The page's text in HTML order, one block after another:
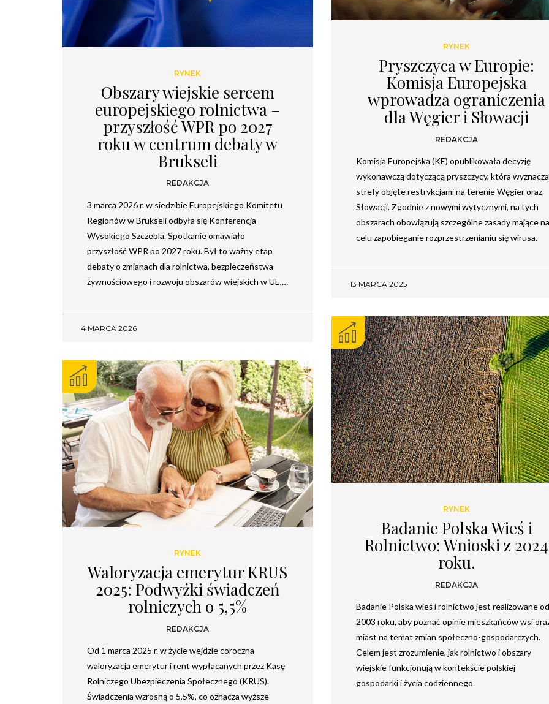
RYNEK
Obszary wiejskie sercem
europejskiego rolnictwa –
przyszłość WPR po 2027
roku w centrum debaty w
Brukseli
REDAKCJA
3 marca 2026 r. w siedzibie Europejskiego Komitetu
Regionów w Brukseli odbyła się Konferencja
Wysokiego Szczebla. Spotkanie omawiało
przyszłość WPR po 2027 roku. Był to ważny etap
debaty o zmianach dla rolnictwa, bezpieczeństwa
żywnościowego i rozwoju obszarów wiejskich w UE,…
4 MARCA 2026
RYNEK
Pryszczyca w Europie:
Komisja Europejska
wprowadza ograniczenia
dla Węgier i Słowacji
REDAKCJA
Komisja Europejska (KE) opublikowała decyzję
wykonawczą dotyczącą pryszczycy, która wyznacza
strefy objęte restrykcjami na terenie Węgier oraz
Słowacji. Zgodnie z nowymi wytycznymi, na tych
obszarach obowiązują szczególne zasady mające na
celu zapobieganie rozprzestrzenianiu się wirusa.
13 MARCA 2025
RYNEK
Badanie Polska Wieś i
Rolnictwo: Wnioski z 2024
roku.
REDAKCJA
Badanie Polska wieś i rolnictwo jest realizowane od
2003 roku, aby poznać opinie mieszkańców wsi
miast na temat zmian społeczno-gospodarczych.
Celem jest zrozumienie, jak rolnictwo i obszary
wiejskie funkcjonują w kontekście polskiej
gospodarki i życia codziennego.
RYNEK
Waloryzacja emerytur KRUS
2025: Podwyżki świadczeń
rolniczych o 5,5%
REDAKCJA
Od 1 marca 2025 r. w życie wejdzie coroczna
waloryzacja emerytur i rent wypłacanych przez Kasę
Rolniczego Ubezpieczenia Społecznego (KRUS).
Świadczenia wzrosną o 5,5%, co oznacza wyższe